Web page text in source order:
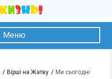
Меню
Вірші на Жатву
Ми сьогодні